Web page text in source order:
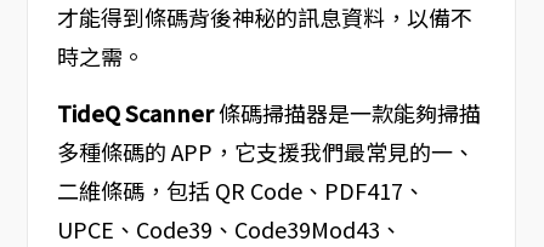
才能得到條碼背後神秘的訊息資料，以備不
時之需。
TideQ Scanner條碼掃描器是一款能夠掃描
多種條碼的 APP，它支援我們最常見的一、
二維條碼，包括 QR Code、PDF417、
UPCE、Code39、Code39Mod43、